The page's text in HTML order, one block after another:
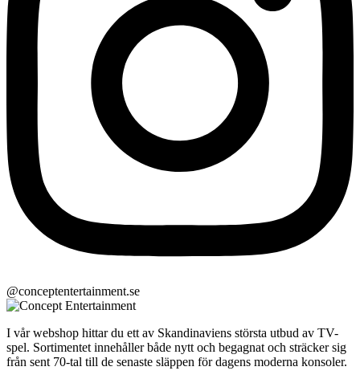
@conceptentertainment.se
I vår webshop hittar du ett av Skandinaviens största utbud av TV-
spel. Sortimentet innehåller både nytt och begagnat och sträcker sig
från sent 70-tal till de senaste släppen för dagens moderna konsoler.